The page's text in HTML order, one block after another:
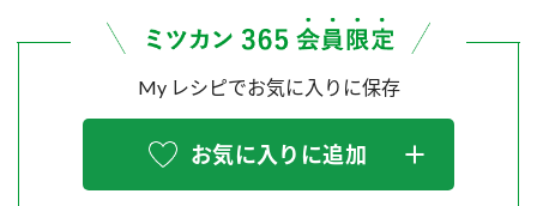
My レシピでお気に入りに保存
お気に入りに追加